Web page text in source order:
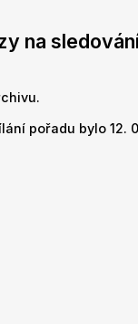
na
pořadu bylo 12.